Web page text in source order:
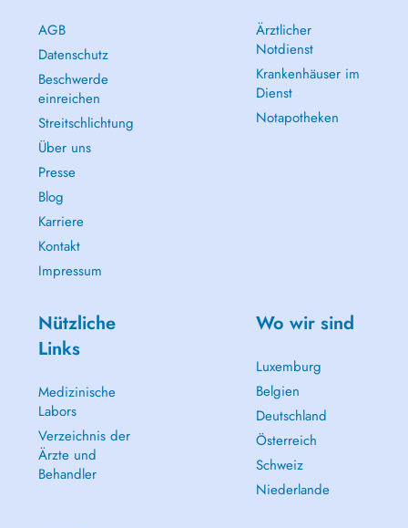
AGB
Datenschutz
Beschwerde
einreichen
Streitschlichtung
Über uns
Presse
Blog
Karriere
Kontakt
Impressum
Ärztlicher
Notdienst
Krankenhäuser im
Dienst
Notapotheken
Nützliche
Links
Medizinische
Labors
Verzeichnis der
Ärzte und
Behandler
Wo wir sind
Luxemburg
Belgien
Deutschland
Österreich
Schweiz
Niederlande